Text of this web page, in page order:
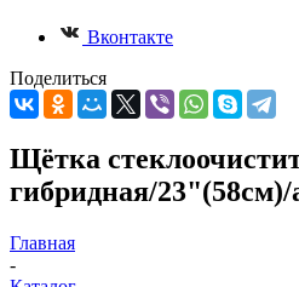
Вконтакте
Поделиться
Щётка
гибридная/23"(58см)/
Главная
-